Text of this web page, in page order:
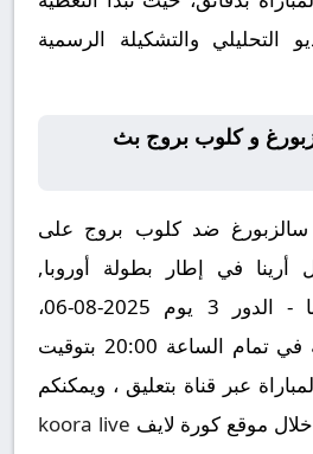
التحليلي والتشكيلة الرسمية
و كلوب بروج بث
سالزبورغ ضد كلوب بروج على
في إطار بطولة أوروبا,
تصفيات ابطال اوروبا - الدور 3 يوم 2025-08-06،
وتنطلق صافرة البداية في تمام الساعة 20:00 بتوقيت
عبر قناة بتعليق ، ويمكنكم
موقع كورة لايف koora live